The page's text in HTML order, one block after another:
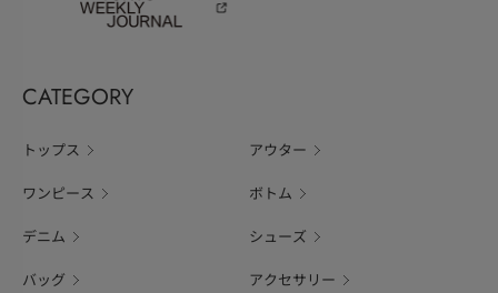
CATEGORY
トップス アウター
ワンピース ボトム
デニム シューズ
バッグ アクセサリー